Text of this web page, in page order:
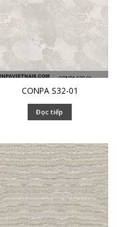
CONPA S32-01
Đọc tiếp